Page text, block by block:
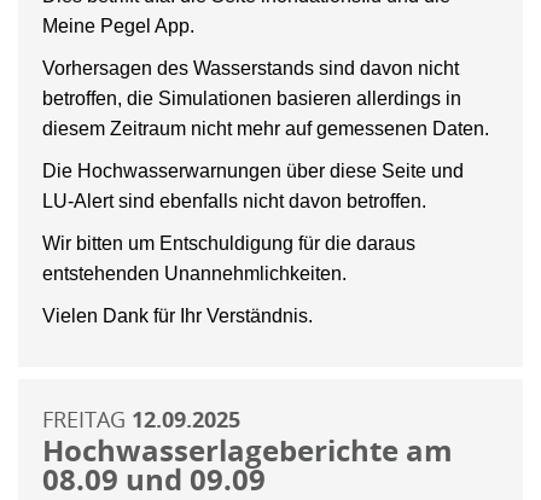
Meine Pegel App.
Vorhersagen des Wasserstands sind davon nicht
betroffen, die Simulationen basieren allerdings in
diesem Zeitraum nicht mehr auf gemessenen Daten.
Die Hochwasserwarnungen über diese Seite und
LU-Alert sind ebenfalls nicht davon betroffen.
Wir bitten um Entschuldigung für die daraus
entstehenden Unannehmlichkeiten.
Vielen Dank für Ihr Verständnis.
FREITAG 12.09.2025
Hochwasserlageberichte am
08.09 und 09.09